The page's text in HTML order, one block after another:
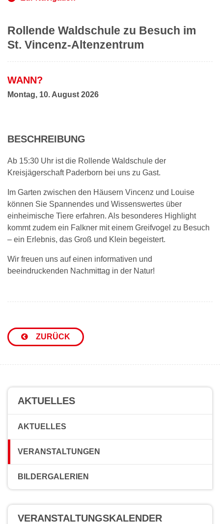
Rollende Waldschule zu Besuch im
St. Vincenz‑Altenzentrum
WANN?
Montag, 10. August 2026
BESCHREIBUNG
Ab 15:30 Uhr ist die Rollende Waldschule der
Kreisjägerschaft Paderborn bei uns zu Gast.
Im Garten zwischen den Häusern Vincenz und Louise
können Sie Spannendes und Wissenswertes über
einheimische Tiere erfahren. Als besonderes Highlight
kommt zudem ein Falkner mit einem Greifvogel zu Besuch
– ein Erlebnis, das Groß und Klein begeistert.
Wir freuen uns auf einen informativen und
beeindruckenden Nachmittag in der Natur!
ZURÜCK
AKTUELLES
AKTUELLES
VERANSTALTUNGEN
BILDERGALERIEN
VERANSTALTUNGS­KALENDER